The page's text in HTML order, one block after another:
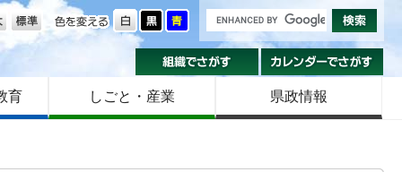
色を変える
大きさ
組織でさがす
育 しごと・産業 県政情報